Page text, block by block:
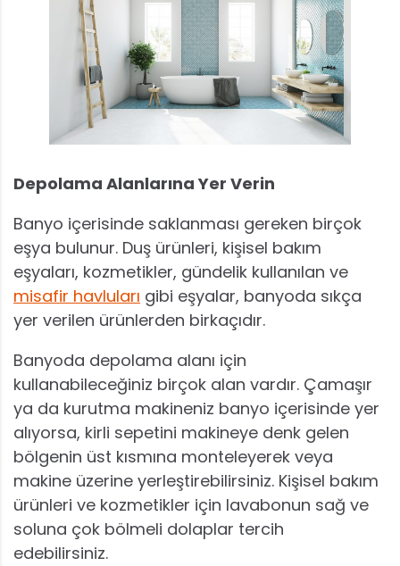
Depolama Alanlarına Yer Verin
Banyo içerisinde saklanması gereken birçok
eşya bulunur. Duş ürünleri, kişisel bakım
eşyaları, kozmetikler, gündelik kullanılan ve
misafir havluları gibi eşyalar, banyoda sıkça
yer verilen ürünlerden birkaçıdır.
Banyoda depolama alanı için
kullanabileceğiniz birçok alan vardır. Çamaşır
ya da kurutma makineniz banyo içerisinde yer
alıyorsa, kirli sepetini makineye denk gelen
bölgenin üst kısmına monteleyerek veya
makine üzerine yerleştirebilirsiniz. Kişisel bakım
ürünleri ve kozmetikler için lavabonun sağ ve
soluna çok bölmeli dolaplar tercih
edebilirsiniz.